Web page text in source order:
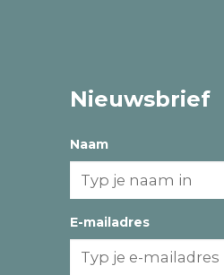
Nieuwsbrief
Naam
E-mailadres